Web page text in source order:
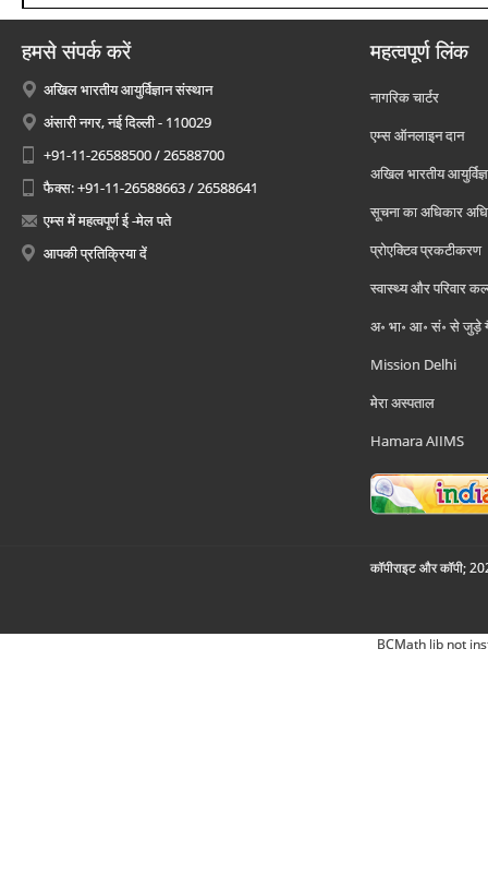
हमसे संपर्क करें
अखिल भारतीय आयुर्विज्ञान संस्थान
अंसारी नगर, नई दिल्ली - 110029
+91-11-26588500 / 26588700
फैक्स: +91-11-26588663 / 26588641
एम्स में महत्वपूर्ण ई -मेल पते
आपकी प्रतिक्रिया दें
महत्वपूर्ण लिंक
नागरिक चार्टर
एम्स ऑनलाइन दान
अखिल भारतीय
सूचना का अधिकार
प्रोएक्टिव प्रकटीकरण
स्वास्थ्य और परिवार
अ॰ भा॰ आ॰ सं॰ से जुड़े
Mission Delhi
मेरा अस्पताल
Hamara AIIMS
कॉपीराइट और कॉपी;
BCMath lib not